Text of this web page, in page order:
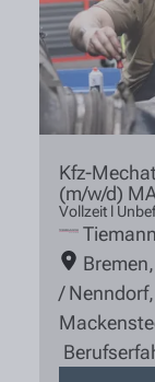
Kfz-
(m/w/d)
Vollzeit l
Bremen,
/ Nenndorf,